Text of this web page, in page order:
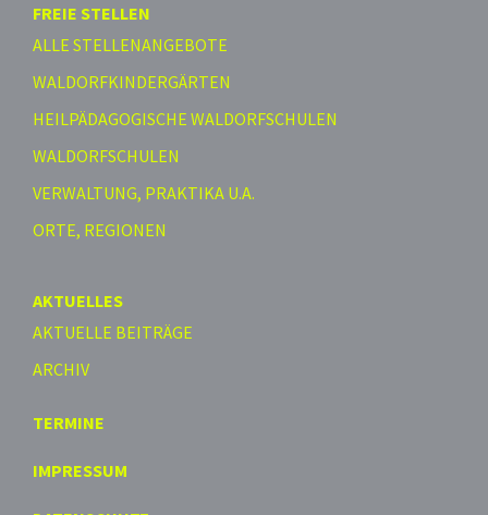
FREIE STELLEN
ALLE STELLENANGEBOTE
WALDORFKINDERGÄRTEN
HEILPÄDAGOGISCHE WALDORFSCHULEN
WALDORFSCHULEN
VERWALTUNG, PRAKTIKA U.A.
ORTE, REGIONEN
AKTUELLES
AKTUELLE BEITRÄGE
ARCHIV
TERMINE
IMPRESSUM